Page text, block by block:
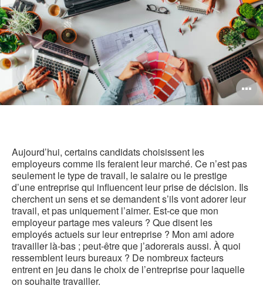
Aujourd’hui, certains candidats choisissent les
employeurs comme ils feraient leur marché. Ce n’est pas
seulement le type de travail, le salaire ou le prestige
d’une entreprise qui influencent leur prise de décision. Ils
cherchent un sens et se demandent s’ils vont adorer leur
travail, et pas uniquement l’aimer. Est-ce que mon
employeur partage mes valeurs ? Que disent les
employés actuels sur leur entreprise ? Mon ami adore
travailler là-bas ; peut-être que j’adorerais aussi. À quoi
ressemblent leurs bureaux ? De nombreux facteurs
entrent en jeu dans le choix de l’entreprise pour laquelle
on souhaite travailler.